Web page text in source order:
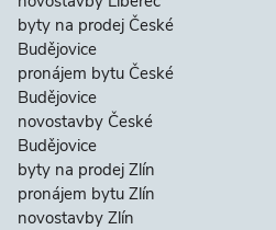
byty na prodej České
Budějovice
pronájem bytu České
Budějovice
novostavby České
Budějovice
byty na prodej Zlín
pronájem bytu Zlín
novostavby Zlín